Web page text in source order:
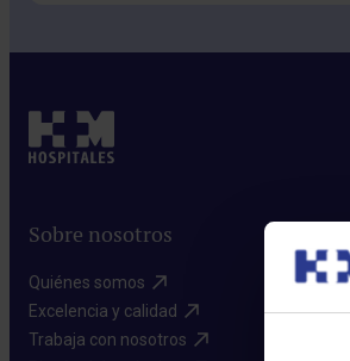
Sobre nosotros
Quiénes somos​
Excelencia y calidad​
Trabaja con nosotros​